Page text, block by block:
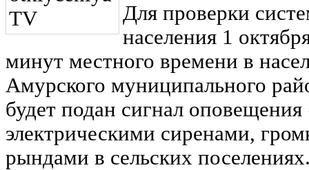
Для проверки
населения 1
минут местного времени в
Амурского муниципального
будет подан сигнал
электрическими сиренами,
рындами в сельских